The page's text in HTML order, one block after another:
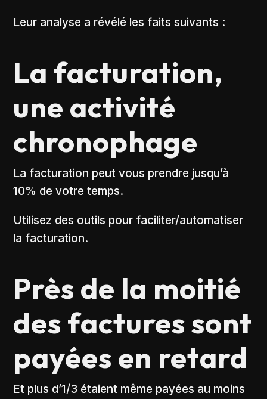
Leur analyse a révélé les faits suivants :
La facturation,
une activité
chronophage
La facturation peut vous prendre jusqu’à
10% de votre temps.
Utilisez des outils pour faciliter/automatiser
la facturation.
Près de la moitié
des factures sont
payées en retard
Et plus d’1/3 étaient même payées au moins